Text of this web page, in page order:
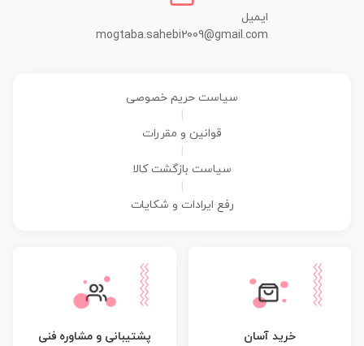
ایمیل
mogtaba.sahebi2009@gmail.com
سیاست حریم خصوصی
قوانین و مقررات
سیاست بازگشت کالا
رفع ایرادات و شکایات
خرید آسان پشتیبانی و مشاوره فنی